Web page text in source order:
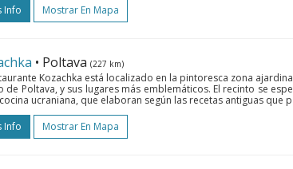
Info
Mostrar En Mapa
• Poltava (227 km)
Kozachka está localizado en la pintoresca zona
de Poltava, y sus lugares más emblemáticos. El recinto se
ucraniana, que elaboran según las recetas antiguas que
Info
Mostrar En Mapa